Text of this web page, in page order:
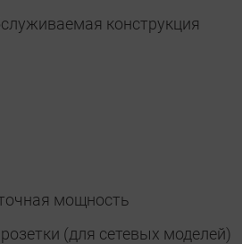
конструкция
мощность
(для сетевых моделей)